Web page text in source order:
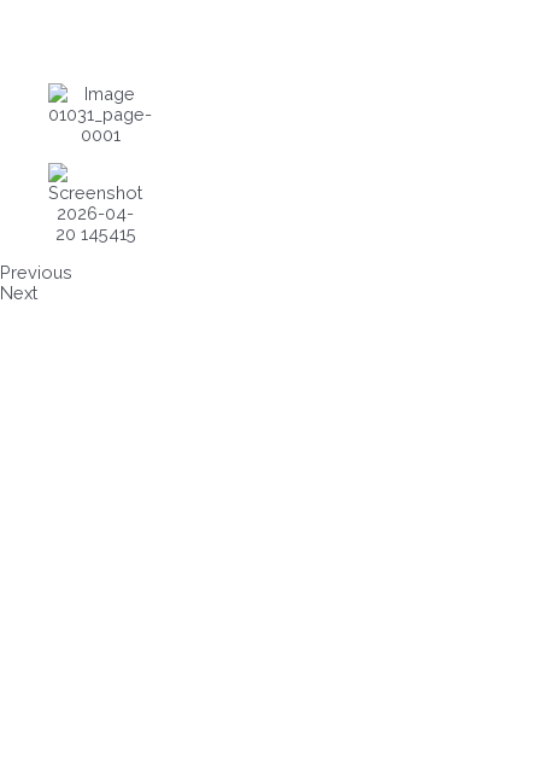
Previous
Next